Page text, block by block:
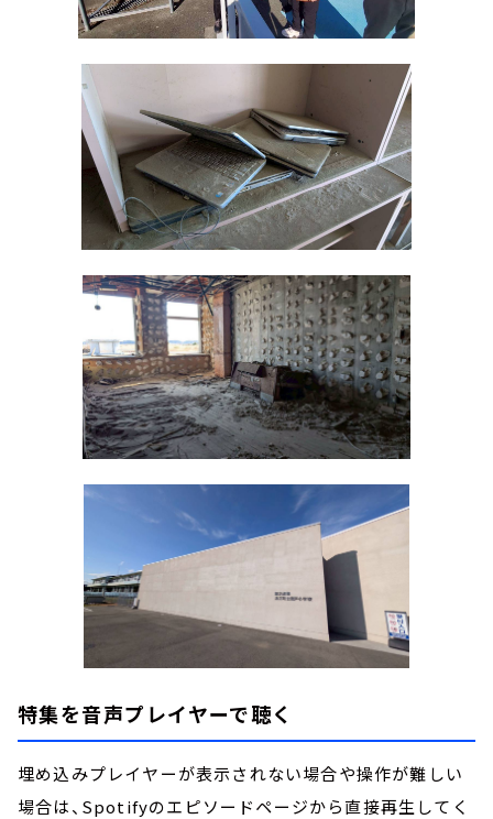
特集を音声プレイヤーで聴く
埋め込みプレイヤーが表示されない場合や操作が難しい
場合は、Spotifyのエピソードページから直接再生してく